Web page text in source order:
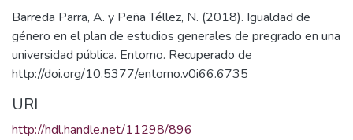
Barreda Parra, A. y Peña Téllez, N. (2018). Igualdad de
género en el plan de estudios generales de pregrado en una
universidad pública. Entorno. Recuperado de
http://doi.org/10.5377/entorno.v0i66.6735
URI
http://hdl.handle.net/11298/896